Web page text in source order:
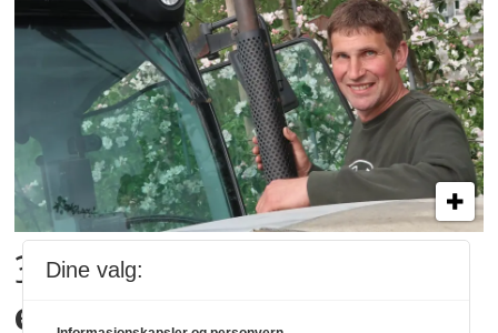
300 kroner timen med
epler og moreller
Dine valg: